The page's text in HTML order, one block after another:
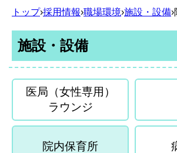
Select Language▼
トップ›採用情報›職場環境›施設・設備›
施設・設備
医局（女性専用）
ラウンジ
院内保育所